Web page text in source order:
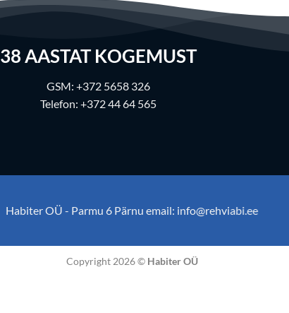
38 AASTAT KOGEMUST
GSM: +372 5658 326
Telefon: +372 44 64 565
Habiter OÜ - Parmu 6 Pärnu email: info@rehviabi.ee
Copyright 2026 © Habiter OÜ